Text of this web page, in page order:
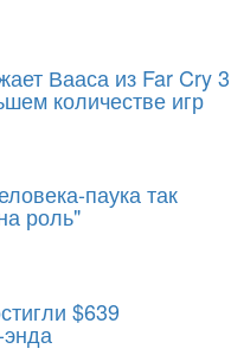
Вааса из Far Cry 3
количестве игр
паука так
роль"
$639